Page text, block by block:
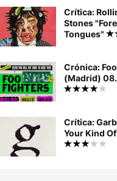
Crítica:
Stones
Tongues"
Crónica:
(Madrid)
Crítica:
Your Kind